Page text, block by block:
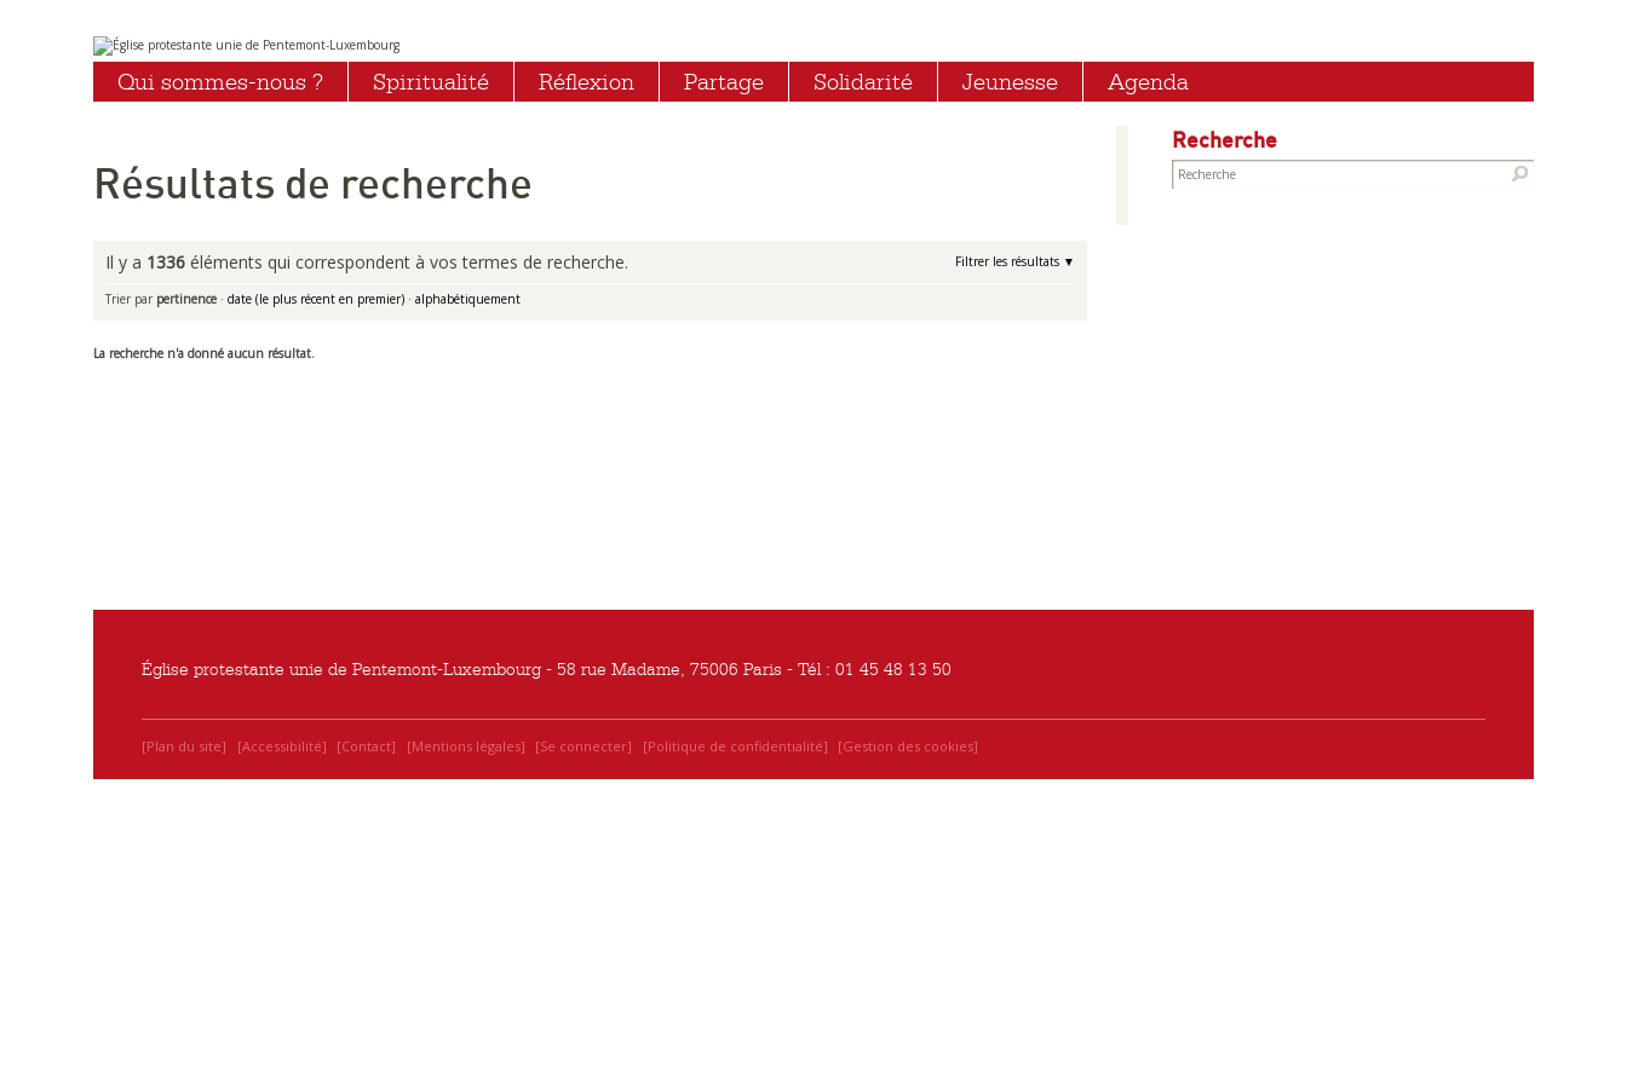
Aller
au
contenu.
navigation
Outils
personnels
Qui sommes-nous ? Spiritualité Réflexion Partage Solidarité Jeunesse Agenda
Recherche
Résultats de recherche
Il y a 1336 éléments qui correspondent à vos termes de recherche. Filtrer les résultats
Trier par pertinence · date (le plus récent en premier) · alphabétiquement
La recherche n'a donné aucun résultat.
Église protestante unie de Pentemont-Luxembourg - 58 rue Madame, 75006 Paris - Tél : 01 45 48 13 50
Plan du site Accessibilité Contact Mentions légales Se connecter Politique de confidentialité Gestion des cookies